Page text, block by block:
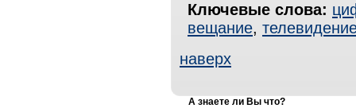
Ключевые слова:
вещание,
наверх
А знаете ли Вы что?